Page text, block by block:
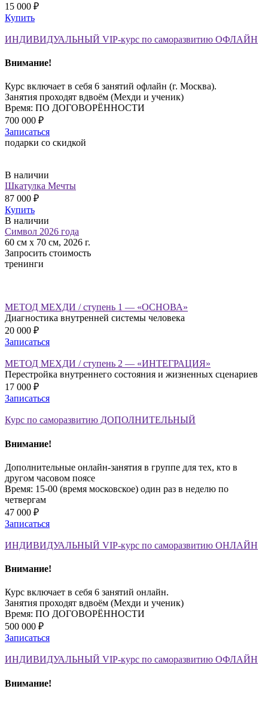
15 000 ₽
Купить
ИНДИВИДУАЛЬНЫЙ VIP-курс по саморазвитию ОФЛАЙН
Внимание!
Курс включает в себя 6 занятий офлайн (г. Москва).
Занятия проходят вдвоём (Мехди и ученик)
Время: ПО ДОГОВОРЁННОСТИ
700 000 ₽
Записаться
подарки со скидкой
В наличии
Шкатулка Мечты
87 000 ₽
Купить
В наличии
Символ 2026 года
60 см х 70 см, 2026 г.
Запросить стоимость
тренинги
МЕТОД МЕХДИ / cтупень 1 — «ОСНОВА»
Диагностика внутренней системы человека
20 000 ₽
Записаться
МЕТОД МЕХДИ / cтупень 2 — «ИНТЕГРАЦИЯ»
Перестройка внутреннего состояния и жизненных сценариев
17 000 ₽
Записаться
Курс по саморазвитию ДОПОЛНИТЕЛЬНЫЙ
Внимание!
Дополнительные онлайн-занятия в группе для тех, кто в
другом часовом поясе
Время: 15-00 (время московское) один раз в неделю по
четвергам
47 000 ₽
Записаться
ИНДИВИДУАЛЬНЫЙ VIP-курс по саморазвитию ОНЛАЙН
Внимание!
Курс включает в себя 6 занятий онлайн.
Занятия проходят вдвоём (Мехди и ученик)
Время: ПО ДОГОВОРЁННОСТИ
500 000 ₽
Записаться
ИНДИВИДУАЛЬНЫЙ VIP-курс по саморазвитию ОФЛАЙН
Внимание!